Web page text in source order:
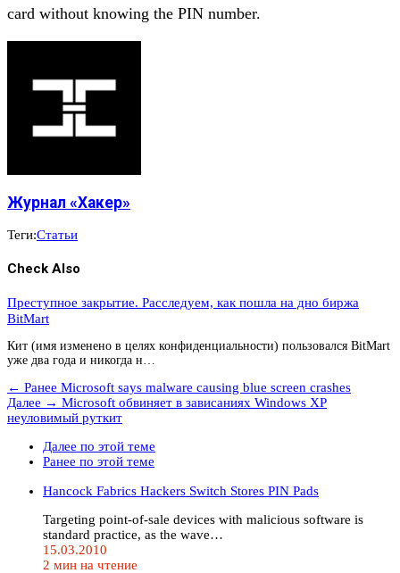
card without knowing the PIN number.
Журнал «Хакер»
Теги:Статьи
Check Also
Преступное закрытие. Расследуем, как пошла на дно биржа
BitMart
Кит (имя изменено в целях конфиденциальности) пользовался BitMart
уже два года и никогда н…
← Ранее Microsoft says malware causing blue screen crashes
Далее → Microsoft обвиняет в зависаниях Windows XP
неуловимый руткит
Далее по этой теме
Ранее по этой теме
Hancock Fabrics Hackers Switch Stores PIN Pads
Targeting point-of-sale devices with malicious software is
standard practice, as the wave…
15.03.2010
2 мин на чтение